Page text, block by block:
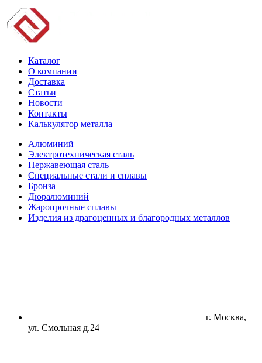
Каталог
О компании
Доставка
Статьи
Новости
Контакты
Калькулятор металла
Алюминий
Электротехническая сталь
Нержавеющая сталь
Специальные стали и сплавы
Бронза
Дюралюминий
Жаропрочные сплавы
Изделия из драгоценных и благородных металлов
г. Москва,
ул. Смольная д.24